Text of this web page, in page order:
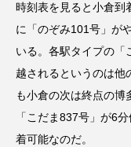
時刻表を見ると小倉到
に「のぞみ101号」が
いる。各駅タイプの「
越されるというのは他
も小倉の次は終点の博
「こだま837号」が6
着可能なのだ。